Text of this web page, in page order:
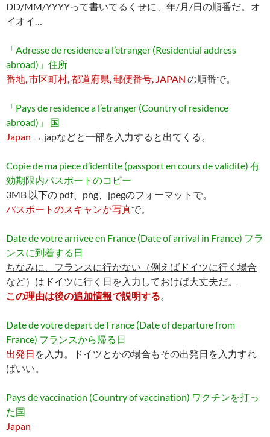
DD/MM/YYYYって書いてるくせに、年/月/日の順番だ。オ
イオイ…
「Adresse de residence a l’etranger (Residential address
abroad)」住所
番地, 市区町村, 都道府県, 郵便番号, JAPAN の順番で。
「Pays de residence a l’etranger (Country of residence
abroad)」 国
Japan → japなどと一部を入力すると出てくる。
Copie de ma piece d’identite (passport en cours de validite) 有
効期限内パスポートのコピー
3MB 以下の pdf、png、jpegのフォーマットで。
パスポートのスキャンか写真で。
Date de votre arrivee en France (Date of arrival in France) フラ
ンスに到着する日
ちなみに、フランスに行かない（例えばドイツに行く場合
など）はドイツに行く日を入力しておけば大丈夫だ。
この理由は後の追加情報で説明する。
Date de votre depart de France (Date of departure from
France) フランスから帰る日
出発日 を入力。ドイツとかの場合もその出発日を入力すれ
ばいい。
Pays de vaccination (Country of vaccination) ワクチンを打っ
た国
Japan